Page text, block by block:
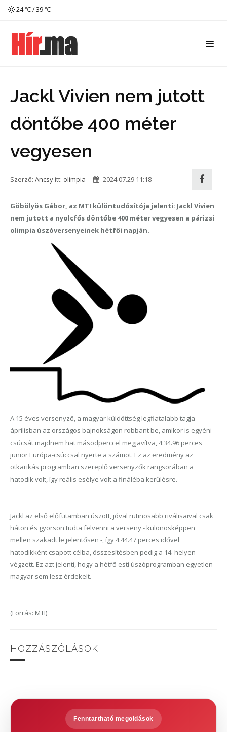
24 ℃ / 39 ℃
Jackl Vivien nem jutott
döntőbe 400 méter
vegyesen
Szerző: Ancsy itt: olimpia 2024.07.29 11:18
Göbölyös Gábor, az MTI különtudósítója jelenti: Jackl Vivien
nem jutott a nyolcfős döntőbe 400 méter vegyesen a párizsi
olimpia úszóversenyeinek hétfői napján.
A 15 éves versenyző, a magyar küldöttség legfiatalabb tagja
áprilisban az országos bajnokságon robbant be, amikor is egyéni
csúcsát majdnem hat másodperccel megjavítva, 4:34.96 perces
junior Európa-csúccsal nyerte a számot. Ez az eredmény az
ötkarikás programban szereplő versenyzők rangsorában a
hatodik volt, így reális esélye volt a fináléba kerülésre.
Jackl az első előfutamban úszott, jóval rutinosabb riválisaival csak
háton és gyorson tudta felvenni a verseny - különösképpen
mellen szakadt le jelentősen -, így 4:44.47 perces idővel
hatodikként csapott célba, összesítésben pedig a 14. helyen
végzett. Ez azt jelenti, hogy a hétfő esti úszóprogramban egyetlen
magyar sem lesz érdekelt.
(Forrás: MTI)
HOZZÁSZÓLÁSOK
Fenntartható megoldások